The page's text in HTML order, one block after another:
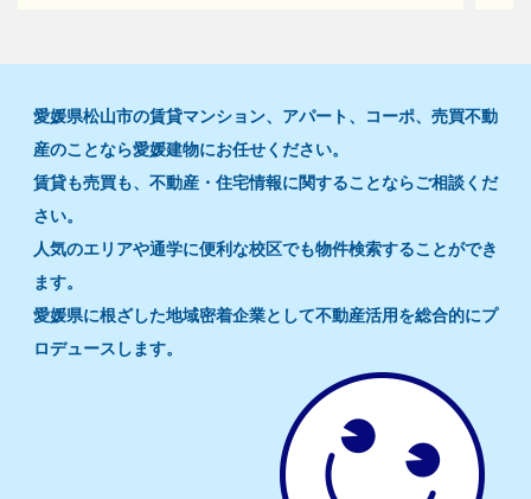
愛媛県松山市の賃貸マンション、アパート、コーポ、売買不動
産のことなら愛媛建物にお任せください。
賃貸も売買も、不動産・住宅情報に関することならご相談くだ
さい。
人気のエリアや通学に便利な校区でも物件検索することができ
ます。
愛媛県に根ざした地域密着企業として不動産活用を総合的にプ
ロデュースします。